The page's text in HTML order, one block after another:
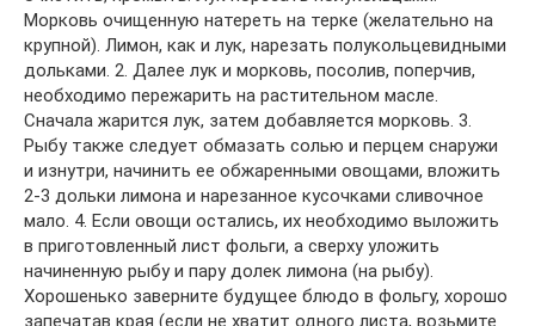
Морковь очищенную натереть на терке (желательно на
крупной). Лимон, как и лук, нарезать полукольцевидными
дольками. 2. Далее лук и морковь, посолив, поперчив,
необходимо пережарить на растительном масле.
Сначала жарится лук, затем добавляется морковь. 3.
Рыбу также следует обмазать солью и перцем снаружи
и изнутри, начинить ее обжаренными овощами, вложить
2-3 дольки лимона и нарезанное кусочками сливочное
мало. 4. Если овощи остались, их необходимо выложить
в приготовленный лист фольги, а сверху уложить
начиненную рыбу и пару долек лимона (на рыбу).
Хорошенько заверните будущее блюдо в фольгу, хорошо
запечатав края (если не хватит одного листа, возьмите